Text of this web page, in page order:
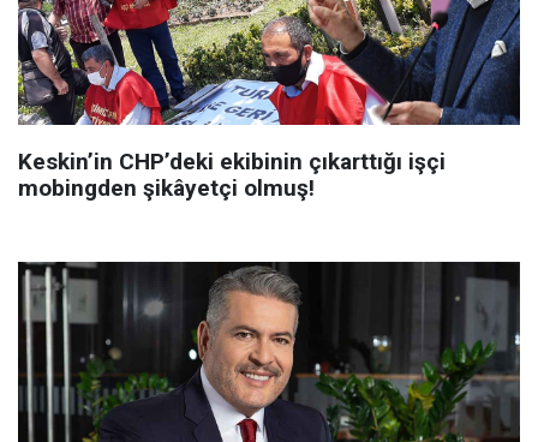
Keskin’in CHP’deki ekibinin çıkarttığı işçi
mobingden şikâyetçi olmuş!